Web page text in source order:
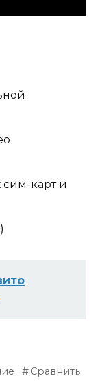
карт и
Сравнить